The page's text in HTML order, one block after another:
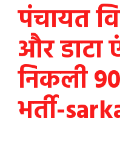
पंचायत
और डाटा
निकली
भर्ती-